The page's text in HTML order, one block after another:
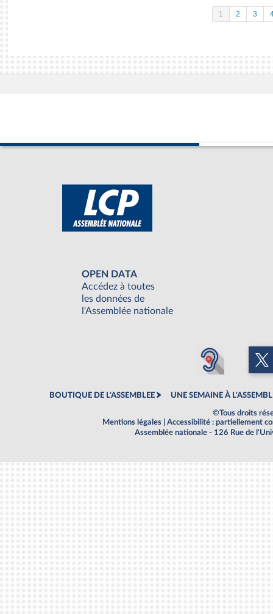
1 2 3
OPEN DATA
Accédez à toutes
les données de
l'Assemblée nationale
BOUTIQUE DE L'ASSEMBLEE UNE SEMAINE À
©Tous droits
Mentions légales
Accessibilité : partiellement
Assemblée nationale - 126 Rue de